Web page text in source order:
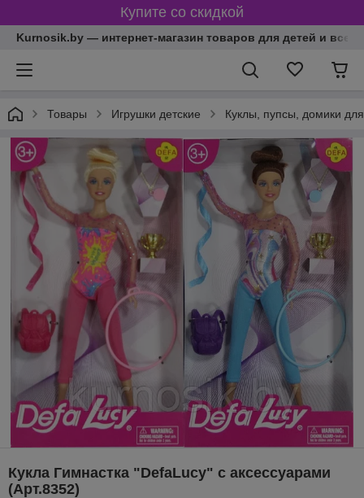
Купите со скидкой
Kurnosik.by — интернет-магазин товаров для детей и всей
Товары Игрушки детские Куклы, пупсы, домики для
Кукла Гимнастка "DefaLucy" с аксессуарами
(Арт.8352)